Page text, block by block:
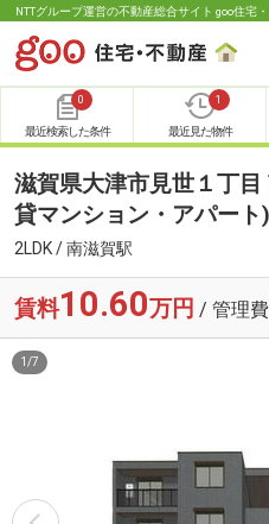
NTTグループ運営の不動産総合サイト goo住宅
0
最近検索した条件
1
最近見た物件
滋賀県大津市見世１丁
貸マンション・アパート)
2LDK / 南滋賀駅
賃料10.60万円 / 管理
1 /7